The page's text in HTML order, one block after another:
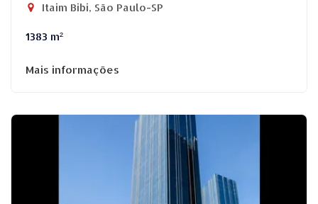
Itaim Bibi, São Paulo-SP
1383 m²
Mais informações